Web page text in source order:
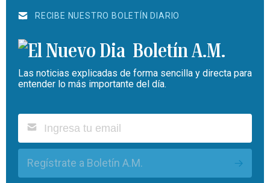
RECIBE NUESTRO BOLETÍN DIARIO
Boletín A.M.
Las noticias explicadas de forma sencilla y directa para
entender lo más importante del día.
Regístrate a Boletín A.M.